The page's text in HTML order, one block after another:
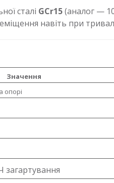
сталі GCr15(аналог —
навіть при
Значення
опорі
загартування